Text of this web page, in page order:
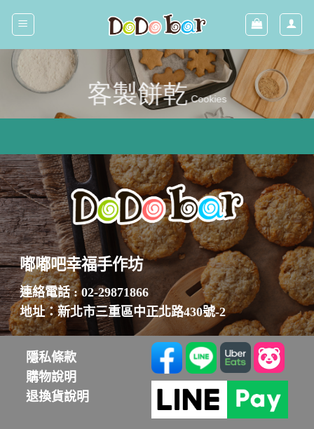
客製餅乾 Cookies
嘟嘟吧幸福手作坊
連絡電話 : 02-29871866
地址：新北市三重區中正北路430號-2
隱私條款
購物說明
退換貨說明